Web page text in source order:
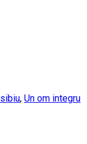
sibiu, Un om integru